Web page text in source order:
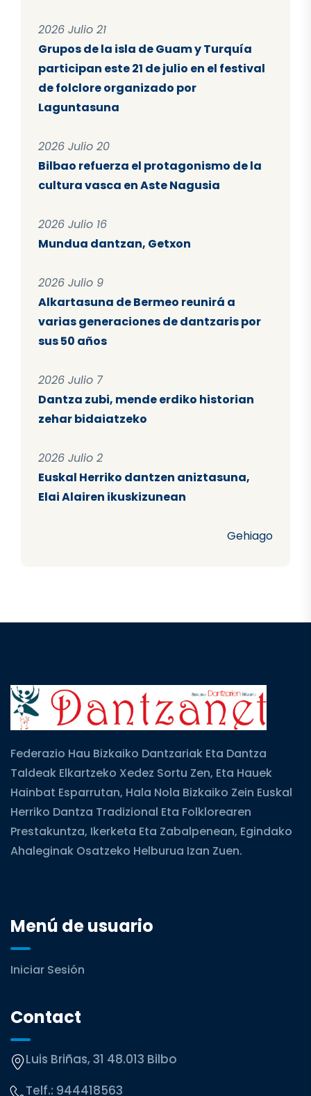
2026 Julio 21
Grupos de la isla de Guam y Turquía
participan este 21 de julio en el festival
de folclore organizado por
Laguntasuna
2026 Julio 20
Bilbao refuerza el protagonismo de la
cultura vasca en Aste Nagusia
2026 Julio 16
Mundua dantzan, Getxon
2026 Julio 9
Alkartasuna de Bermeo reunirá a
varias generaciones de dantzaris por
sus 50 años
2026 Julio 7
Dantza zubi, mende erdiko historian
zehar bidaiatzeko
2026 Julio 2
Euskal Herriko dantzen aniztasuna,
Elai Alairen ikuskizunean
Gehiago
Federazio Hau Bizkaiko Dantzariak Eta Dantza
Taldeak Elkartzeko Xedez Sortu Zen, Eta Hauek
Hainbat Esparrutan, Hala Nola Bizkaiko Zein Euskal
Herriko Dantza Tradizional Eta Folklorearen
Prestakuntza, Ikerketa Eta Zabalpenean, Egindako
Ahaleginak Osatzeko Helburua Izan Zuen.
Menú de usuario
Iniciar Sesión
Contact
Luis Briñas, 31 48.013 Bilbo
Telf.: 944418563